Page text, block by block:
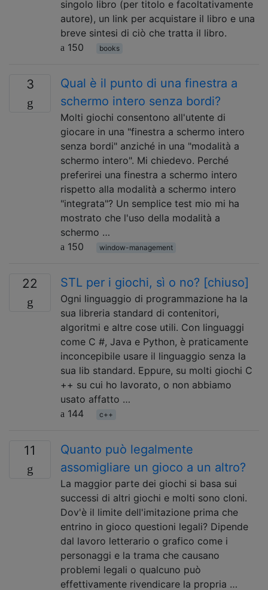
singolo libro (per titolo e facoltativamente
autore), un link per acquistare il libro e una
breve sintesi di ciò che tratta il libro.
150
books
3
Qual è il punto di una finestra a
schermo intero senza bordi?
Molti giochi consentono all'utente di
giocare in una "finestra a schermo intero
senza bordi" anziché in una "modalità a
schermo intero". Mi chiedevo. Perché
preferirei una finestra a schermo intero
rispetto alla modalità a schermo intero
"integrata"? Un semplice test mio mi ha
mostrato che l'uso della modalità a
schermo …
150
window-management
22 STL per i giochi, sì o no? [chiuso]
Ogni linguaggio di programmazione ha la
sua libreria standard di contenitori,
algoritmi e altre cose utili. Con linguaggi
come C #, Java e Python, è praticamente
inconcepibile usare il linguaggio senza la
sua lib standard. Eppure, su molti giochi C
++ su cui ho lavorato, o non abbiamo
usato affatto …
144
c++
11
Quanto può legalmente
assomigliare un gioco a un altro?
La maggior parte dei giochi si basa sui
successi di altri giochi e molti sono cloni.
Dov'è il limite dell'imitazione prima che
entrino in gioco questioni legali? Dipende
dal lavoro letterario o grafico come i
personaggi e la trama che causano
problemi legali o qualcuno può
effettivamente rivendicare la propria …